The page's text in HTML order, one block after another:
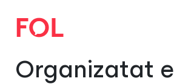
Organizatat e